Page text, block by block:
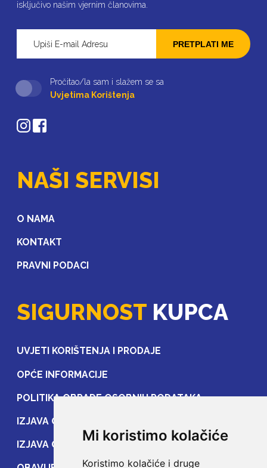
Mi koristimo kolačiće
Koristimo kolačiće i druge
isključivo našim vjernim članovima.
PRETPLATI ME
Pročitao/la sam i slažem se sa
Uvjetima Korištenja
NAŠI SERVISI
O NAMA
KONTAKT
PRAVNI PODACI
SIGURNOST KUPCA
UVJETI KORIŠTENJA I PRODAJE
OPĆE INFORMACIJE
POLITIKA OBRADE OSOBNIH PODATAKA
IZJAVA O ZAŠTITI OSOBNIH PODATAKA
IZJAVA O ZAŠTITI PRIJENOSA PODATAKA